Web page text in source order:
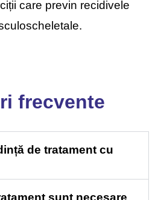
care previn recidivele
frecvente
de tratament cu
sunt necesare